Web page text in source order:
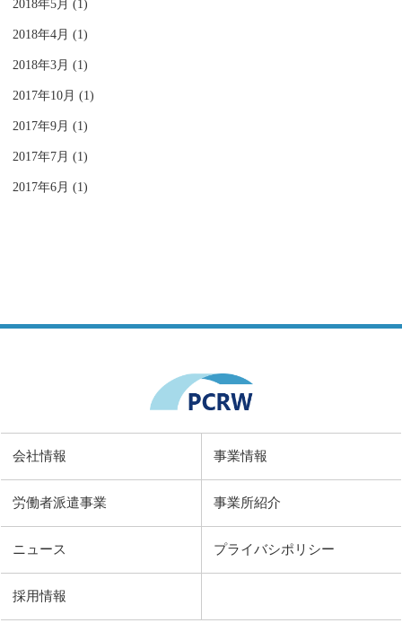
2018年5月 (1)
2018年4月 (1)
2018年3月 (1)
2017年10月 (1)
2017年9月 (1)
2017年7月 (1)
2017年6月 (1)
会社情報 事業情報
労働者派遣事業 事業所紹介
ニュース
採用情報
プライバシポリシー